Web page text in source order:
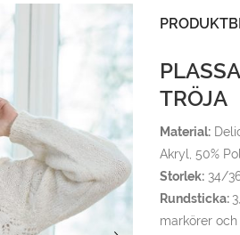
TRÖJA
Material:
Akryl, 50%
Storlek:34/
Rundsticka:
markörer